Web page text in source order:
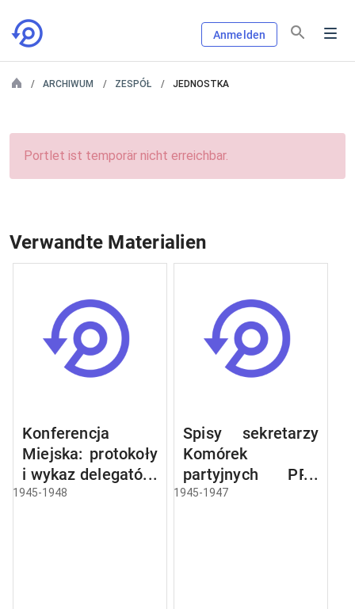
Anmelden
ARCHIWUM ZESPÓŁ JEDNOSTKA
Portlet ist temporär nicht erreichbar.
Verwandte Materialien
Konferencja
Miejska: protokoły
i wykaz delegatów,
sprawozdania,
1945-1948
Spisy sekretarzy
Komórek
partyjnych PPR
miasta Olsztyna
1945-1947